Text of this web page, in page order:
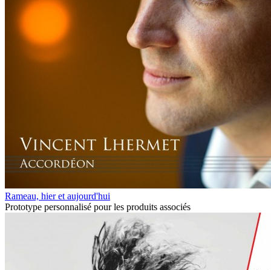
Rameau, hier et aujourd'hui
Prototype personnalisé pour les produits associés